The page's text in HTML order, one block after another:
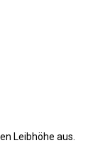
Leibhöhe aus.